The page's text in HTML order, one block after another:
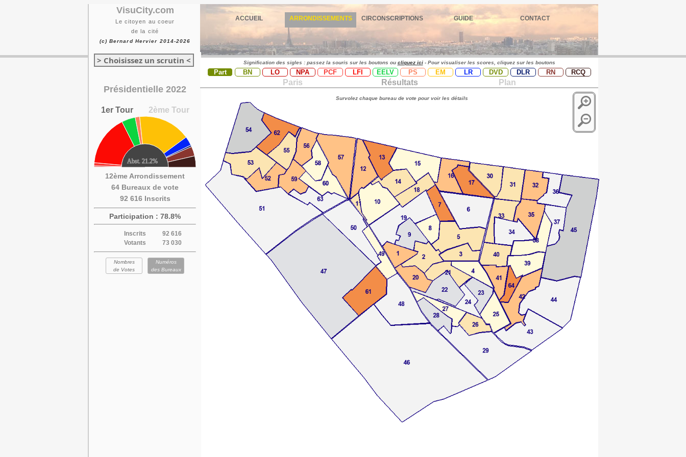
VisuCity.com
Le citoyen au coeur
de la cité
(c) Bernard Hervier 2014-2026
ACCUEIL ARRONDISSEMENTS CIRCONSCRIPTIONS GUIDE CONTACT
> Choisissez un scrutin <
Présidentielle 2022
1er Tour 2ème Tour
12ème Arrondissement
64 Bureaux de vote
92 616 Inscrits
Participation : 78.8%
Inscrits
92 616
Votants
73 030
Nombres
de Votes
Numéros
des Bureaux
Signification des sigles : passez la souris sur les boutons ou cliquez ici- Pour visualiser les scores, cliquez sur les boutons
Part BN LO NPA PCF LFI EELV PS EM LR DVD DLR RN RCQ
Paris Résultats Plan
Survolez chaque bureau de vote pour voir les détails